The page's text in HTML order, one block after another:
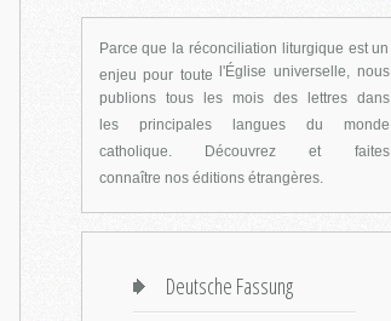
Parce que la réconciliation liturgique est un
enjeu pour toutel'Église universelle, nous
publions tous les mois des lettres dans
les principales langues du monde
catholique. Découvrez et faites
connaître nos éditions étrangères.
Deutsche Fassung